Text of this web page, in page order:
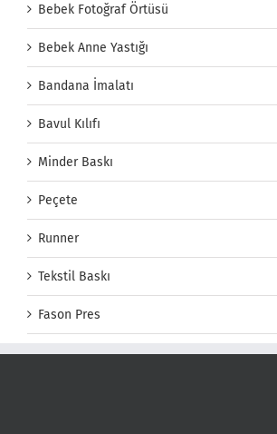
Bebek Fotoğraf Örtüsü
Bebek Anne Yastığı
Bandana İmalatı
Bavul Kılıfı
Minder Baskı
Peçete
Runner
Tekstil Baskı
Fason Pres